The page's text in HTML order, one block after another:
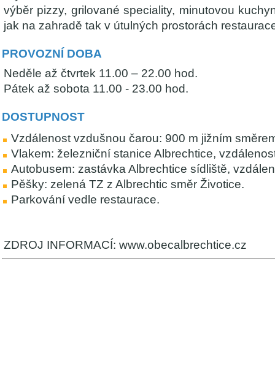
výběr pizzy, grilované speciality, minutovou
jak na zahradě tak v útulných prostorách
PROVOZNÍ DOBA
Neděle až čtvrtek 11.00 – 22.00 hod.
Pátek až sobota 11.00 - 23.00 hod.
DOSTUPNOST
Vzdálenost vzdušnou čarou: 900 m jižním
Vlakem: železniční stanice Albrechtice,
Autobusem: zastávka Albrechtice sídliště,
Pěšky: zelená TZ z Albrechtic směr Životice.
Parkování vedle restaurace.
ZDROJ INFORMACÍ: www.obecalbrechtice.cz